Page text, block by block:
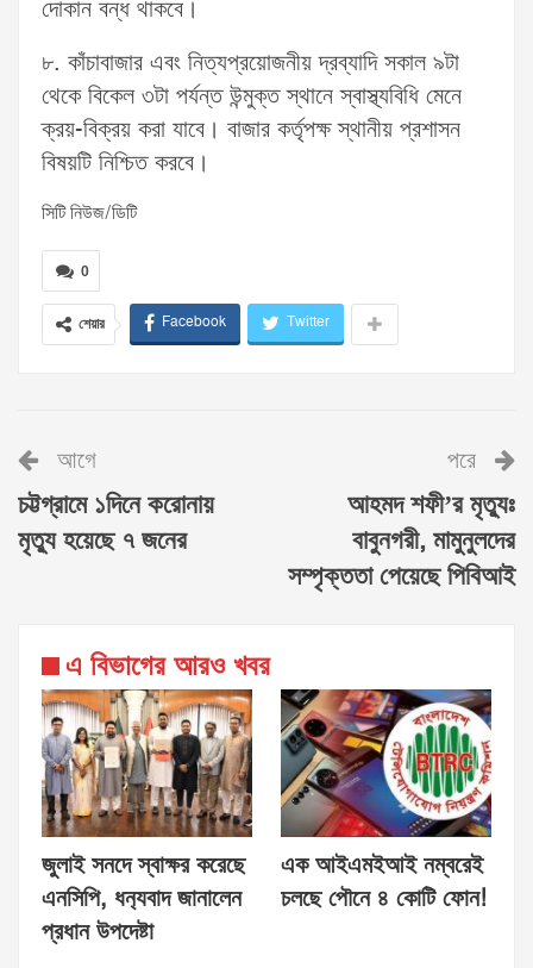
দোকান বন্ধ থাকবে।
৮. কাঁচাবাজার এবং নিত্যপ্রয়োজনীয় দ্রব্যাদি সকাল ৯টা
থেকে বিকেল ৩টা পর্যন্ত উন্মুক্ত স্থানে স্বাস্থ্যবিধি মেনে
ক্রয়-বিক্রয় করা যাবে। বাজার কর্তৃপক্ষ স্থানীয় প্রশাসন
বিষয়টি নিশ্চিত করবে।
সিটি নিউজ/ডিটি
0
শেয়ার Facebook Twitter
আগে
চট্টগ্রামে ১দিনে করোনায়
মৃত্যু হয়েছে ৭ জনের
পরে
আহমদ শফী’র মৃত্যুঃ
বাবুনগরী, মামুনুলদের
সম্পৃক্ততা পেয়েছে পিবিআই
এ বিভাগের আরও খবর
জুলাই সনদে স্বাক্ষর করেছে
এনসিপি, ধন‍্যবাদ জানালেন
প্রধান উপদেষ্টা
এক আইএমইআই নম্বরেই
চলছে পৌনে ৪ কোটি ফোন!